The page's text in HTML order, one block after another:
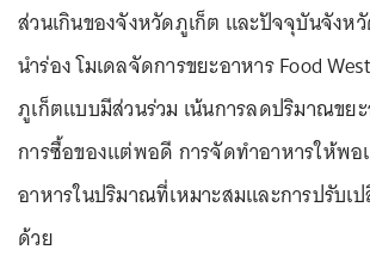
ส่วนเกินของจังหวัดภูเก็ต และปัจจุบันจังห
นำร่อง โมเดลจัดการขยะอาหาร Food
ภูเก็ตแบบมีส่วนร่วม เน้นการลดปริมาณขย
การซื้อของแต่พอดี การจัดทำอาหารให้พอ
อาหารในปริมาณที่เหมาะสมและการปรับเ
ด้วย